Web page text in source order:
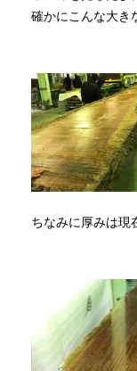
確かにこんな大き
ちなみに厚みは現